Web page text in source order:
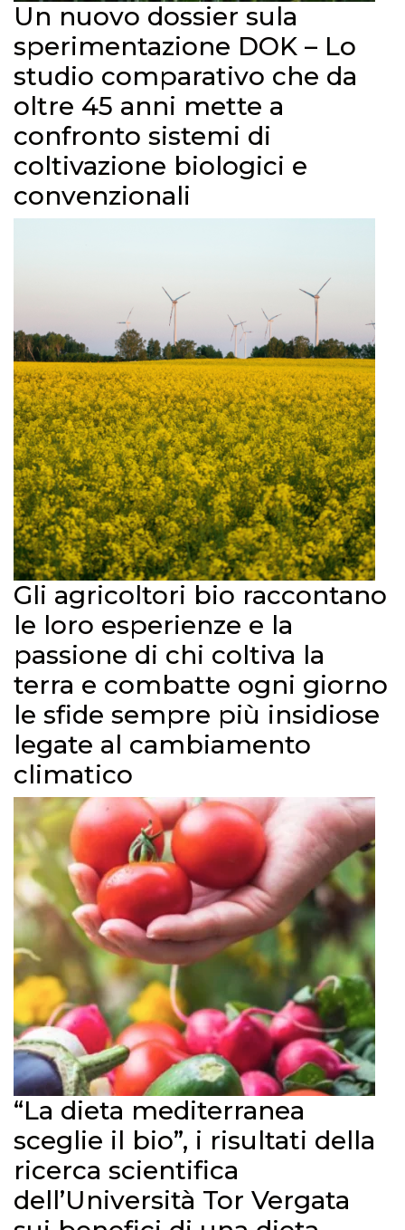
Un nuovo dossier sula
sperimentazione DOK – Lo
studio comparativo che da
oltre 45 anni mette a
confronto sistemi di
coltivazione biologici e
convenzionali
Gli agricoltori bio raccontano
le loro esperienze e la
passione di chi coltiva la
terra e combatte ogni giorno
le sfide sempre più insidiose
legate al cambiamento
climatico
“La dieta mediterranea
sceglie il bio”, i risultati della
ricerca scientifica
dell’Università Tor Vergata